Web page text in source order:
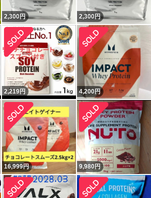
2,300円 2,300円
2,219円 4,200円
16,999円 9,980円